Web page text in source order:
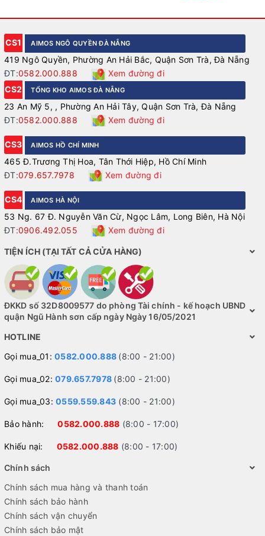
CS1 AIMOS NGÔ QUYỀN ĐÀ NẴNG
419 Ngô Quyền, Phường An Hải Bắc, Quận Sơn Trà, Đà Nẵng
ĐT:0582.000.888
Xem đường đi
CS2
TỔNG KHO AIMOS ĐÀ NẴNG
23 An Mỹ 5, , Phường An Hải Tây, Quận Sơn Trà, Đà Nẵng
ĐT:0582.000.888 Xem đường đi
CS3 AIMOS HỒ CHÍ MINH
465 Đ.Trương Thị Hoa, Tân Thới Hiệp, Hồ Chí Minh
ĐT:079.657.7978 Xem đường đi
CS4 AIMOS HÀ NỘI
53 Ng. 67 Đ. Nguyễn Văn Cừ, Ngọc Lâm, Long Biên, Hà Nội
ĐT:0906.492.055 Xem đường đi
TIỆN ÍCH (TẠI TẤT CẢ CỬA HÀNG)
ĐKKD số 32D8009577 do phòng Tài chính - kế hoạch UBND
quận Ngũ Hành sơn cấp ngày Ngày 16/05/2021
HOTLINE
Gọi mua_01: 0582.000.888 (8:00 - 21:00)
Gọi mua_02: 079.657.7978 (8:00 - 21:00)
Gọi mua_03: 0559.559.843 (8:00 - 21:00)
Bảo hành:0582.000.888 (8:00 - 17:00)
Khiếu nại: 0582.000.888 (8:00 - 17:00)
Chính sách
Chính sách mua hàng và thanh toán
Chính sách bảo hành
Chính sách vận chuyển
Chính sách bảo mật